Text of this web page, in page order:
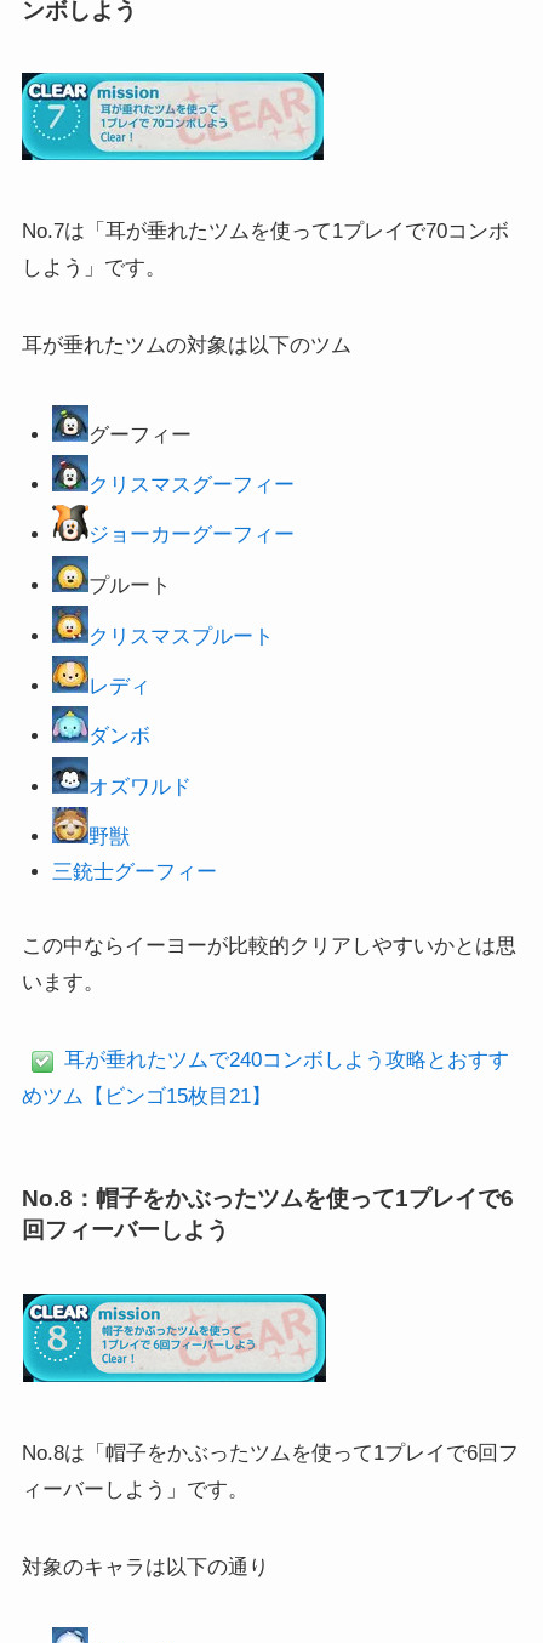
ンボしよう
No.7は「耳が垂れたツムを使って1プレイで70コンボ
しよう」です。
耳が垂れたツムの対象は以下のツム
グーフィー
クリスマスグーフィー
ジョーカーグーフィー
プルート
クリスマスプルート
レディ
ダンボ
オズワルド
野獣
三銃士グーフィー
この中ならイーヨーが比較的クリアしやすいかとは思
います。
耳が垂れたツムで240コンボしよう攻略とおすす
めツム【ビンゴ15枚目21】
No.8：帽子をかぶったツムを使って1プレイで6
回フィーバーしよう
No.8は「帽子をかぶったツムを使って1プレイで6回フ
ィーバーしよう」です。
対象のキャラは以下の通り